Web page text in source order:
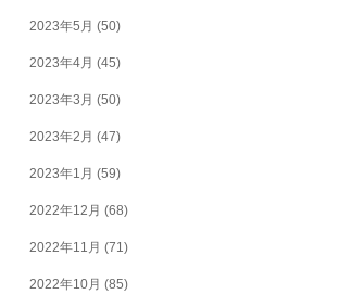
2023年5月 (50)
2023年4月 (45)
2023年3月 (50)
2023年2月 (47)
2023年1月 (59)
2022年12月 (68)
2022年11月 (71)
2022年10月 (85)